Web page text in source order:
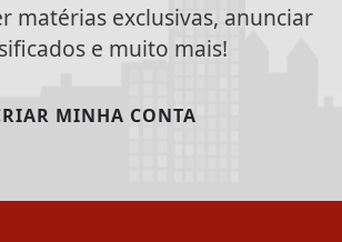
matérias exclusivas, anunciar
e muito mais!
MINHA CONTA